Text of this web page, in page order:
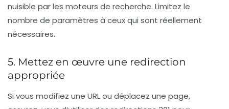
nuisible par les moteurs de recherche. Limitez le
nombre de paramètres à ceux qui sont réellement
nécessaires.
5. Mettez en œuvre une redirection
appropriée
Si vous modifiez une URLou déplacez une page,